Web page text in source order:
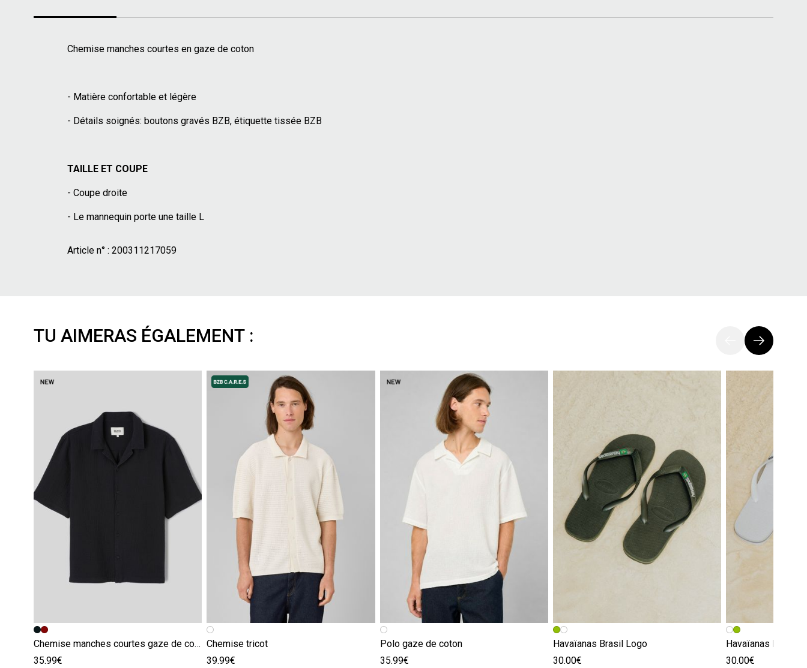
Chemise manches courtes en gaze de coton
- Matière confortable et légère
- Détails soignés: boutons gravés BZB, étiquette tissée BZB
TAILLE ET COUPE
- Coupe droite
- Le mannequin porte une taille L
Article n° : 200311217059
TU AIMERAS ÉGALEMENT :
Chemise manches courtes gaze de coton
35.99€
Chemise tricot
39.99€
Polo gaze de coton
35.99€
Havaïanas Brasil Logo
30.00€
Havaïanas Brasil
30.00€